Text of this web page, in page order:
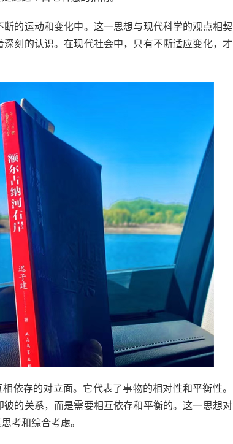
的运动和变化中。这一思想与现代科学的观点相契
刻的认识。在现代社会中，只有不断适应变化，才
依存的对立面。它代表了事物的相对性和平衡性。
的关系，而是需要相互依存和平衡的。这一思想对
考和综合考虑。